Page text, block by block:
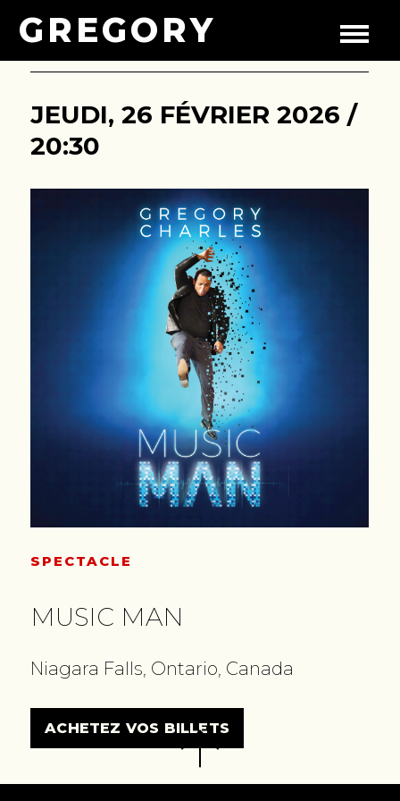
GREGORY
JEUDI, 26 FÉVRIER 2026 /
20:30
SPECTACLE
MUSIC MAN
Niagara Falls, Ontario, Canada
ACHETEZ VOS BILLETS